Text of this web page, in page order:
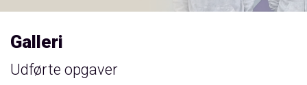
Galleri
Udførte opgaver